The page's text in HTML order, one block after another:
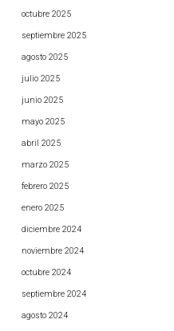
octubre 2025
septiembre 2025
agosto 2025
julio 2025
junio 2025
mayo 2025
abril 2025
marzo 2025
febrero 2025
enero 2025
diciembre 2024
noviembre 2024
octubre 2024
septiembre 2024
agosto 2024